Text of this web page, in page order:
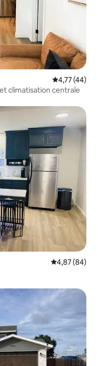
Évaluation
4,77 (44)
climatisation centrale
Évaluation
4,87 (84)